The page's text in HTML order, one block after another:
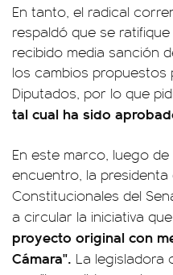
En tanto, el radical
respaldó que se
recibido media sanción
los cambios propuestos
Diputados, por lo que
tal cual ha sido
En este marco, luego
encuentro, la
Constitucionales del
a circular la iniciativa
proyecto original con
Cámara". La legisladora